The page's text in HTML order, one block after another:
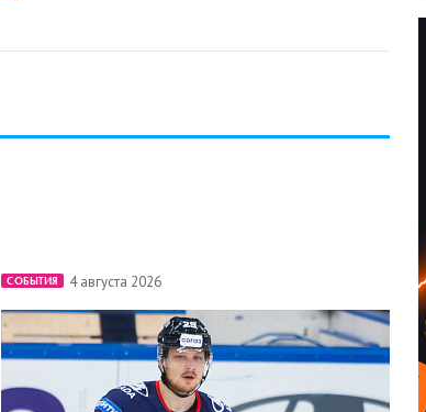
СОБЫТИЯ 4 августа 2026